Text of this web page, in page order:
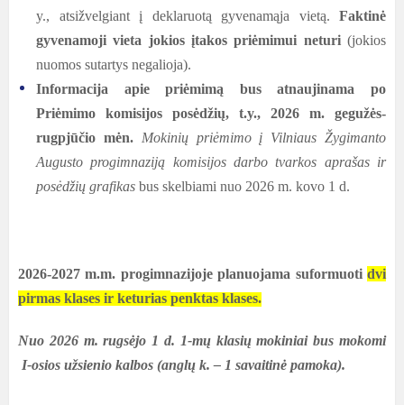
y., atsižvelgiant į deklaruotą gyvenamąja vietą. Faktinė
gyvenamoji vieta jokios įtakos priėmimui neturi(jokios
nuomos sutartys negalioja).
Informacija apie priėmimą bus atnaujinama po
Priėmimo komisijos posėdžių, t.y., 2026 m. gegužės-
rugpjūčio mėn. Mokinių priėmimo į Vilniaus Žygimanto
Augusto progimnaziją komisijos darbo tvarkos aprašas ir
posėdžių grafikas bus skelbiami nuo 2026 m. kovo 1 d.
2026-2027 m.m. progimnazijoje planuojama suformuoti dvi
pirmas klases ir keturias penktas klases.
Nuo 2026 m. rugsėjo 1 d. 1-mų klasių mokiniai bus mokomi
I-osios užsienio kalbos (anglų k. – 1 savaitinė pamoka).